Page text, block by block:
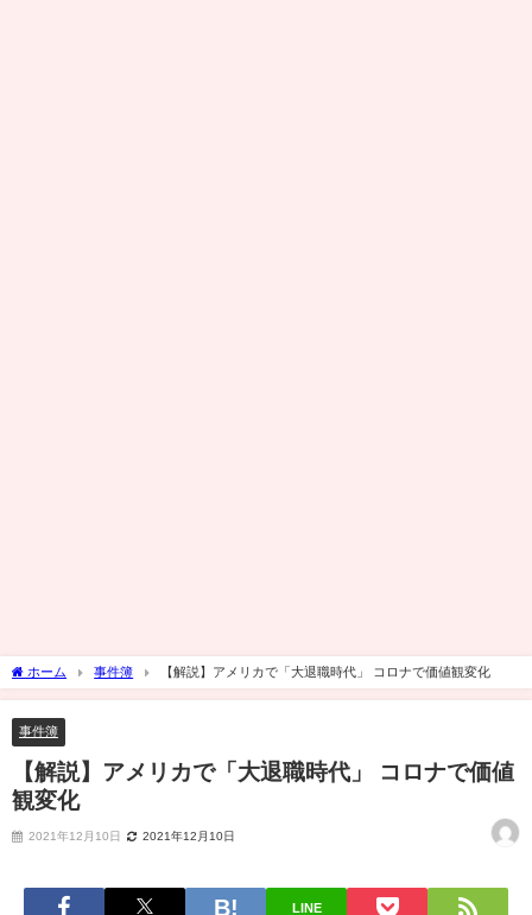
ホーム 事件簿 【解説】アメリカで「大退職時代」 コロナで価値観変化
事件簿
【解説】アメリカで「大退職時代」 コロナで価値
観変化
2021年12月10日 2021年12月10日
LINE